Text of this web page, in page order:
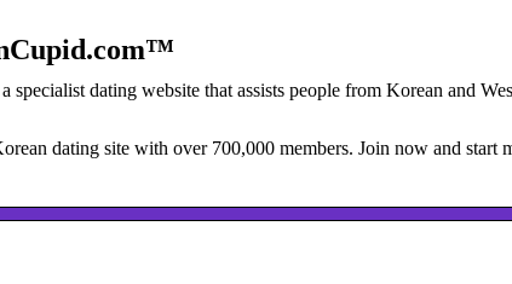
dating website that assists people from Korean and
dating site with over 700,000 members. Join now and start